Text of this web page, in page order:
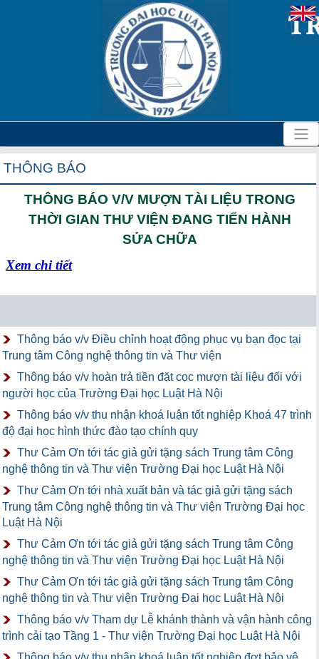
THÔNG BÁO
THÔNG BÁO V/V MƯỢN TÀI LIỆU TRONG
THỜI GIAN THƯ VIỆN ĐANG TIẾN HÀNH
SỬA CHỮA
Xem chi tiết
Thông báo v/v Điều chỉnh hoạt động phục vụ bạn đọc tại
Trung tâm Công nghệ thông tin và Thư viện
Thông báo v/v hoàn trả tiền đặt cọc mượn tài liệu đối với
người học của Trường Đại học Luật Hà Nội
Thông báo v/v thu nhận khoá luận tốt nghiệp Khoá 47 trình
độ đại học hình thức đào tạo chính quy
Thư Cảm Ơn tới tác giả gửi tặng sách Trung tâm Công
nghệ thông tin và Thư viện Trường Đại học Luật Hà Nội
Thư Cảm Ơn tới nhà xuất bản và tác giả gửi tặng sách
Trung tâm Công nghệ thông tin và Thư viện Trường Đại học
Luật Hà Nội
Thư Cảm Ơn tới tác giả gửi tặng sách Trung tâm Công
nghệ thông tin và Thư viện Trường Đại học Luật Hà Nội
Thư Cảm Ơn tới tác giả gửi tặng sách Trung tâm Công
nghệ thông tin và Thư viện Trường Đại học Luật Hà Nội
Thông báo v/v Tham dự Lễ khánh thành và vận hành công
trình cải tạo Tầng 1 - Thư viện Trường Đại học Luật Hà Nội